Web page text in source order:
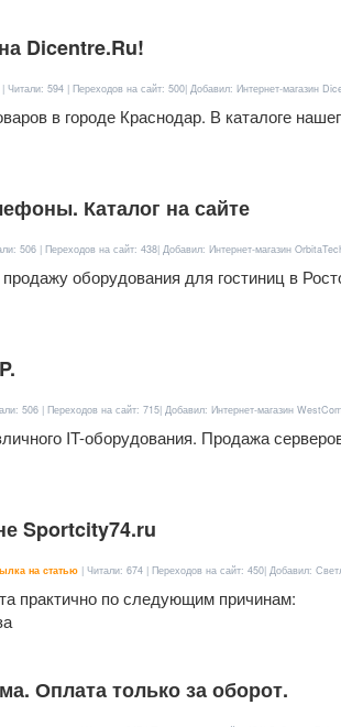
Dicentre.Ru!
| Читали: 594 | Переходов на сайт: 500| Добавил: Интернет-магазин
в городе Краснодар. В каталоге
Каталог на сайте
506 | Переходов на сайт: 438| Добавил: Интернет-магазин
оборудования для гостиниц в
506 | Переходов на сайт: 715| Добавил: Интернет-магазин
IT-оборудования. Продажа
Sportcity74.ru
на статью | Читали: 674 | Переходов на сайт: 450| Добавил:
практично по следующим причинам:
Оплата только за оборот.